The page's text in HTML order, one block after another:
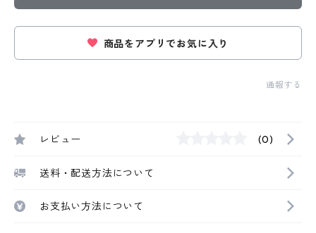
商品をアプリでお気に入り
通報する
レビュー (0)
送料・配送方法について
お支払い方法について